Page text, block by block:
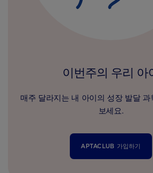
이번주의 우리 아
매주 달라지는 내 아이의 성장 발달
보세요.
APTACLUB 가입하기